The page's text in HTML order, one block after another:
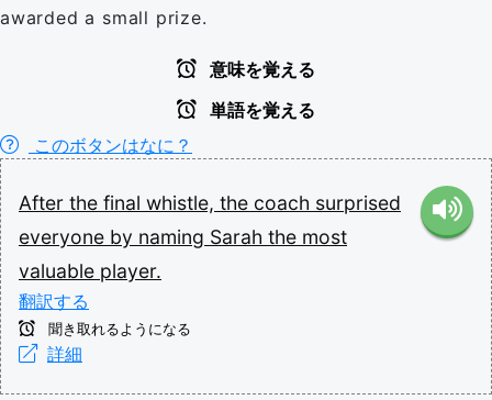
awarded a small prize.
意味を覚える
単語を覚える
このボタンはなに？
After the final whistle, the coach surprised
everyone by naming Sarah the most
valuable player.
翻訳する
聞き取れるようになる
詳細